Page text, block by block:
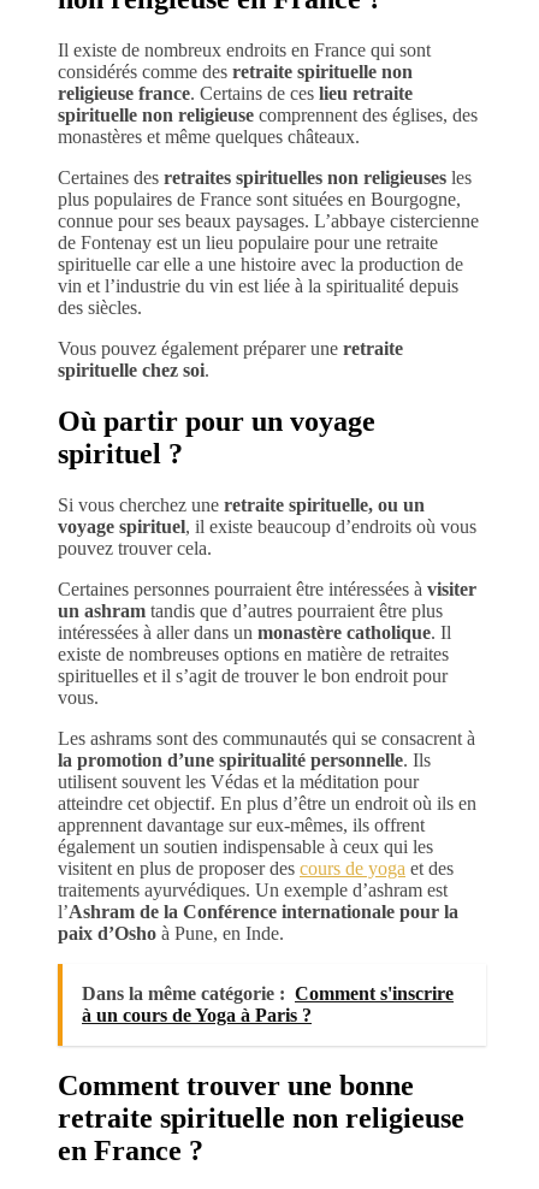
Il existe de nombreux endroits en France qui sont
considérés comme des retraite spirituelle non
religieuse france. Certains de ces lieu retraite
spirituelle non religieuse comprennent des églises, des
monastères et même quelques châteaux.
Certaines des retraites spirituelles non religieuses les
plus populaires de France sont situées en Bourgogne,
connue pour ses beaux paysages. L’abbaye cistercienne
de Fontenay est un lieu populaire pour une retraite
spirituelle car elle a une histoire avec la production de
vin et l’industrie du vin est liée à la spiritualité depuis
des siècles.
Vous pouvez également préparer une retraite
spirituelle chez soi.
Où partir pour un voyage
spirituel ?
Si vous cherchez une retraite spirituelle, ou un
voyage spirituel, il existe beaucoup d’endroits où vous
pouvez trouver cela.
Certaines personnes pourraient être intéressées à visiter
un ashram tandis que d’autres pourraient être plus
intéressées à aller dans un monastère catholique. Il
existe de nombreuses options en matière de retraites
spirituelles et il s’agit de trouver le bon endroit pour
vous.
Les ashrams sont des communautés qui se consacrent à
la promotion d’une spiritualité personnelle. Ils
utilisent souvent les Védas et la méditation pour
atteindre cet objectif. En plus d’être un endroit où ils en
apprennent davantage sur eux-mêmes, ils offrent
également un soutien indispensable à ceux qui les
visitent en plus de proposer des cours de yoga et des
traitements ayurvédiques. Un exemple d’ashram est
l’Ashram de la Conférence internationale pour la
paix d’Osho à Pune, en Inde.
Dans la même catégorie : Comment s'inscrire
à un cours de Yoga à Paris ?
Comment trouver une bonne
retraite spirituelle non religieuse
en France ?